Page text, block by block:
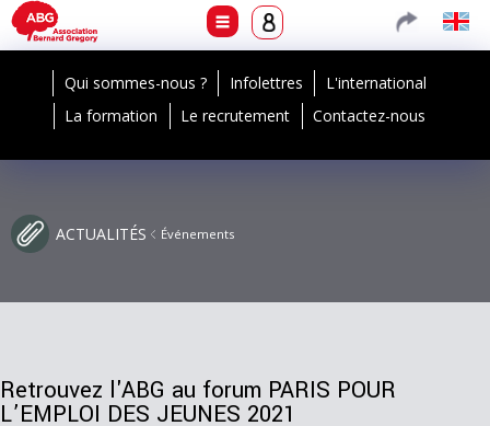
Qui sommes-nous ? Infolettres
L'international
La formation
Le recrutement Contactez-nous
ACTUALITÉS Événements
Retrouvez l'ABG au forum PARIS POUR
L’EMPLOI DES JEUNES 2021